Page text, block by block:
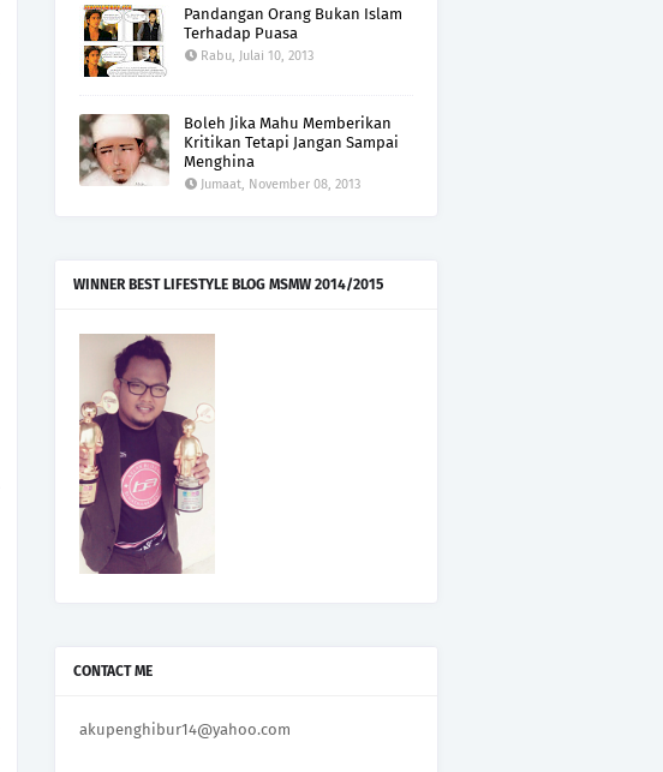
Pandangan Orang Bukan Islam
Terhadap Puasa
Rabu, Julai 10, 2013
Boleh Jika Mahu Memberikan
Kritikan Tetapi Jangan Sampai
Menghina
Jumaat, November 08, 2013
WINNER BEST LIFESTYLE BLOG MSMW 2014/2015
CONTACT ME
akupenghibur14@yahoo.com